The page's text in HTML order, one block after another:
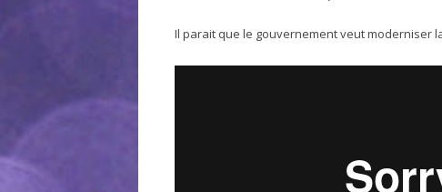
Il parait que le gouvernement veut moderniser